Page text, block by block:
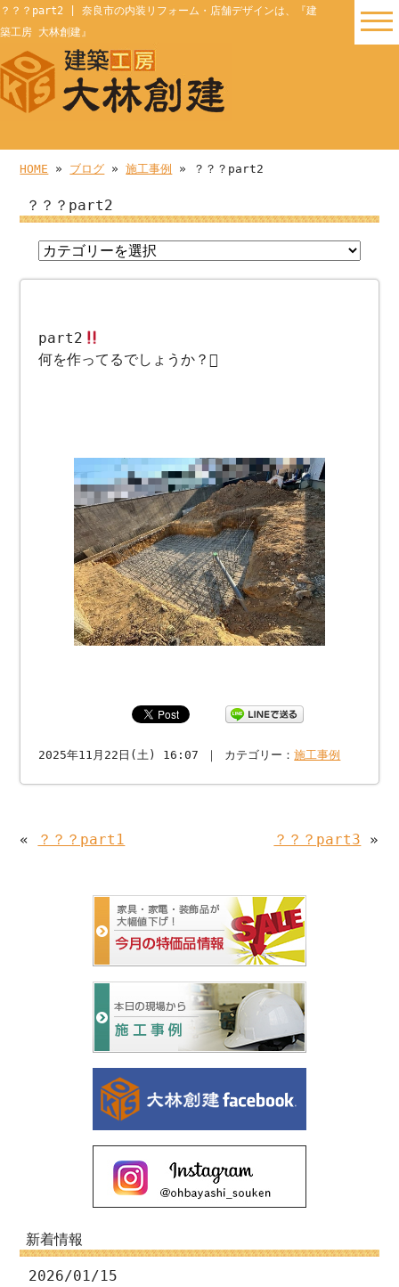
？？？part2 | 奈良市の内装リフォーム・店舗デザインは、『建
築工房 大林創建』
HOME » ブログ »施工事例 » ？？？part2
？？？part2
part2
何を作ってるでしょうか？
2025年11月22日(土) 16:07 ｜ カテゴリー：施工事例
« ？？？part1 ？？？part3 »
新着情報
2026/01/15